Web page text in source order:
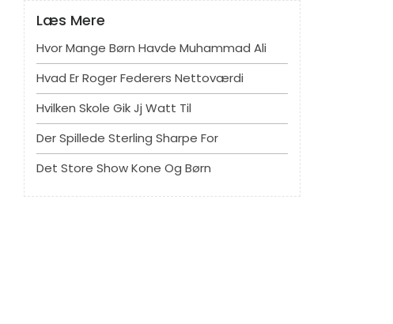
Læs Mere
Hvor Mange Børn Havde Muhammad Ali
Hvad Er Roger Federers Nettoværdi
Hvilken Skole Gik Jj Watt Til
Der Spillede Sterling Sharpe For
Det Store Show Kone Og Børn